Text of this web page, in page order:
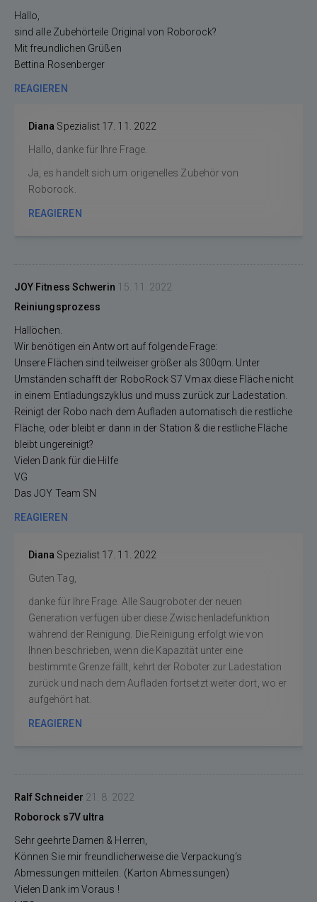
Hallo,
sind alle Zubehörteile Original von Roborock?
Mit freundlichen Grüßen
Bettina Rosenberger
REAGIEREN
Diana Spezialist 17. 11. 2022
Hallo, danke für Ihre Frage.
Ja, es handelt sich um origenelles Zubehör von
Roborock.
REAGIEREN
JOY Fitness Schwerin 15. 11. 2022
Reiniungsprozess
Hallöchen.
Wir benötigen ein Antwort auf folgende Frage:
Unsere Flächen sind teilweiser größer als 300qm. Unter
Umständen schafft der RoboRock S7 Vmax diese Fläche nicht
in einem Entladungszyklus und muss zurück zur Ladestation.
Reinigt der Robo nach dem Aufladen automatisch die restliche
Fläche, oder bleibt er dann in der Station & die restliche Fläche
bleibt ungereinigt?
Vielen Dank für die Hilfe
VG
Das JOY Team SN
REAGIEREN
Diana Spezialist 17. 11. 2022
Guten Tag,
danke für Ihre Frage. Alle Saugroboter der neuen
Generation verfügen über diese Zwischenladefunktion
während der Reinigung. Die Reinigung erfolgt wie von
Ihnen beschrieben, wenn die Kapazität unter eine
bestimmte Grenze fällt, kehrt der Roboter zur Ladestation
zurück und nach dem Aufladen fortsetzt weiter dort, wo er
aufgehört hat.
REAGIEREN
Ralf Schneider 21. 8. 2022
Roborock s7V ultra
Sehr geehrte Damen & Herren,
Können Sie mir freundlicherweise die Verpackung‘s
Abmessungen mitteilen. (Karton Abmessungen)
Vielen Dank im Voraus !